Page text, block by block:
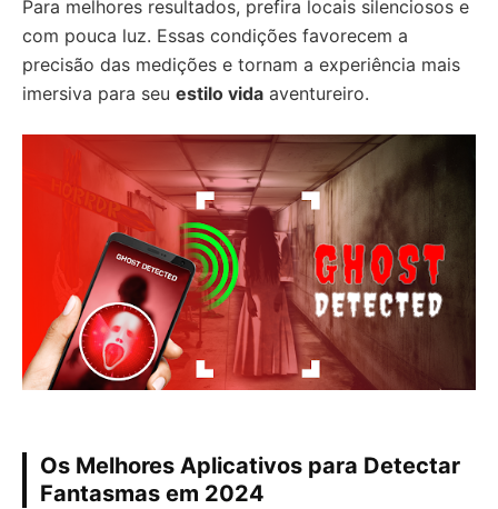
Para melhores resultados, prefira locais silenciosos e
com pouca luz. Essas condições favorecem a
precisão das medições e tornam a experiência mais
imersiva para seu estilo vida aventureiro.
Os Melhores Aplicativos para Detectar
Fantasmas em 2024